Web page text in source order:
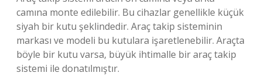
camına monte edilebilir. Bu cihazlar genellikle küçük
siyah bir kutu şeklindedir. Araç takip sisteminin
markası ve modeli bu kutulara işaretlenebilir. Araçta
böyle bir kutu varsa, büyük ihtimalle bir araç takip
sistemi ile donatılmıştır.